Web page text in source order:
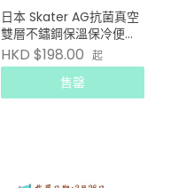
日本 Skater AG抗菌真空
雙層不鏽鋼保溫保冷便當
盒600ml
HKD $198.00 起
售罄